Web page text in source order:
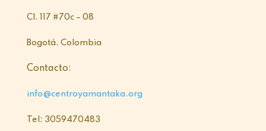
Cl. 117 #70c – 08
Bogotá, Colombia
Contacto:
info@centroyamantaka.org
Tel: 3059470483